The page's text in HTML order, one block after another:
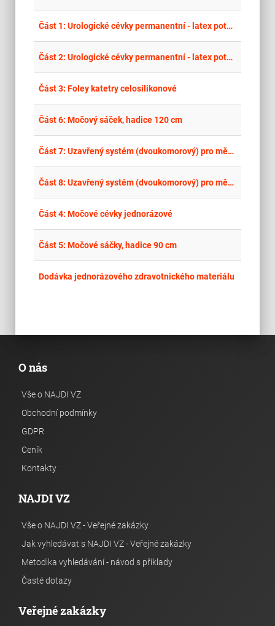
Část 1: Urologické cévky permanentní - latex potažený silikonem s dobou zavedení max. 7 dní
Část 2: Urologické cévky permanentní - latex potažený silikonem s dobou zavedení max. 14 dní
Část 3: Foley katetry celosilikonové
Část 6: Močový sáček, hadice 120 cm
Část 7: Uzavřený systém (dvoukomorový) pro měření hodinové diurézy bez samovolného přepadu
Část 8: Uzavřený systém (dvoukomorový) pro měření hodinové diurézy se samovolným přepadem
Část 4: Močové cévky jednorázové
Část 5: Močové sáčky, hadice 90 cm
Dodávka jednorázového zdravotnického materiálu
O nás
Vše o NAJDI VZ
Obchodní podmínky
GDPR
Ceník
Kontakty
NAJDI VZ
Vše o NAJDI VZ - Veřejné zakázky
Jak vyhledávat s NAJDI VZ - Veřejné zakázky
Metodika vyhledávání - návod s příklady
Časté dotazy
Veřejné zakázky